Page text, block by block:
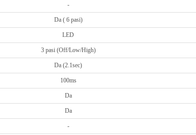
-
Da ( 6 pasi)
LED
3 pasi (Off/Low/High)
Da (2.1sec)
100ms
Da
Da
-